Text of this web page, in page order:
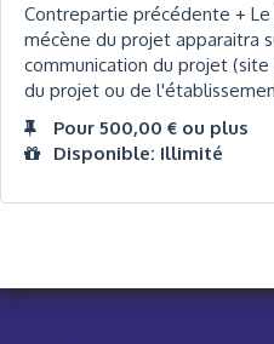
Contrepartie précédente +
mécène du projet apparaitra
communication du projet
du projet ou de
Pour 500,00 € ou plus
Disponible: Illimité